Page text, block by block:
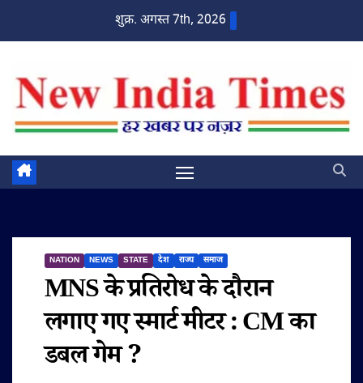
शुक्र. अगस्त 7th, 2026
NATION NEWS STATE देश राज्य समाज
MNS के प्रतिरोध के दौरान
लगाए गए स्मार्ट मीटर : CM का
डबल गेम ?